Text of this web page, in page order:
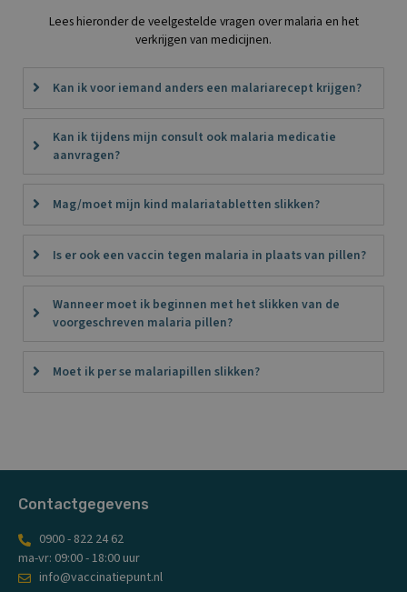
Lees hieronder de veelgestelde vragen over malaria en het
verkrijgen van medicijnen.
Kan ik voor iemand anders een malariarecept krijgen?
Kan ik tijdens mijn consult ook malaria medicatie
aanvragen?
Mag/moet mijn kind malariatabletten slikken?
Is er ook een vaccin tegen malaria in plaats van pillen?
Wanneer moet ik beginnen met het slikken van de
voorgeschreven malaria pillen?
Moet ik per se malariapillen slikken?
Contactgegevens
0900 - 822 24 62
ma-vr: 09:00 - 18:00 uur
info@vaccinatiepunt.nl